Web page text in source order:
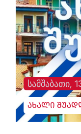
სამშაბათი,
ახალი